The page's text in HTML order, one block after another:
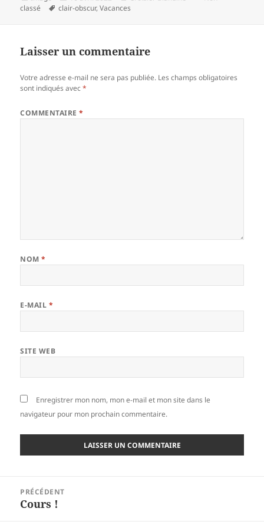
le
classé
Mots-
clair-obscur,Vacances
Laisser un commentaire
Votre adresse e-mail ne sera pas publiée. Les champs obligatoires
sont indiqués avec*
COMMENTAIRE*
NOM*
E-MAIL *
SITE WEB
Enregistrer mon nom, mon e-mail et mon site dans le
navigateur pour mon prochain commentaire.
l’article
PRÉCÉDENT
Article
Cours !